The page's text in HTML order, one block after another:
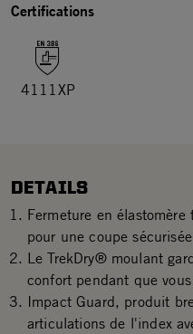
Certifications
4111XP
DETAILS
Fermeture en
pour une coupe
Le TrekDry® moulant
confort pendant que
Impact Guard, produit
articulations de l'index